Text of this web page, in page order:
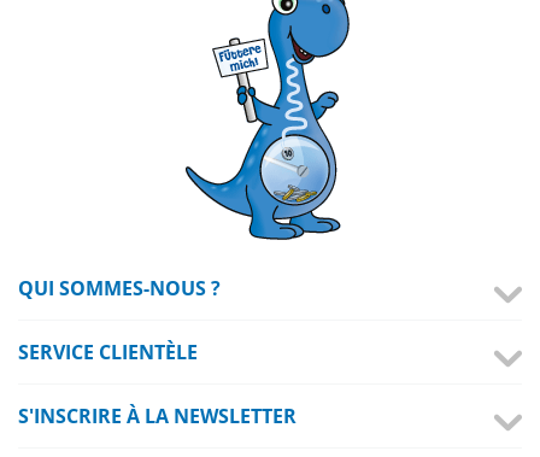
QUI SOMMES-NOUS ?
SERVICE CLIENTÈLE
S'INSCRIRE À LA NEWSLETTER